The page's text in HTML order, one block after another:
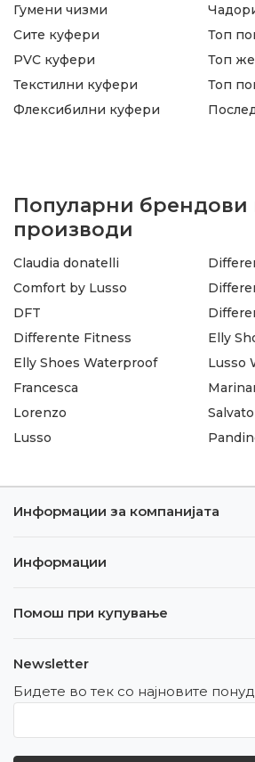
Гумени чизми
Сите куфери
PVC куфери
Текстилни куфери
Флексибилни куфери
Топ
Топ
Топ
Популарни брендови
производи
Claudia donatelli
Comfort by Lusso
DFT
Differente Fitness
Elly
Elly Shoes Waterproof
Francesca
Lorenzo
Lusso
Lusso
Информации за компанијата
Информации
Помош при купување
Newsletter
Бидете во тек со најновите